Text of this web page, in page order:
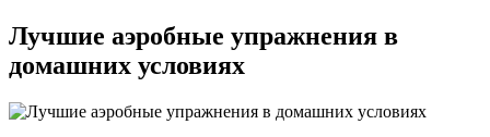
Лучшие аэробные упражнения в
домашних условиях